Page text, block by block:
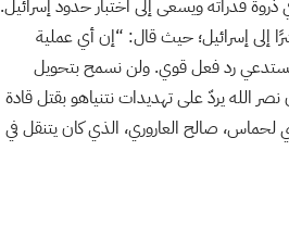
كان حزب الله في ذروة قدراته ويسعى إلى اختبار حدود إسرائيل.
نصر الله تحذيرًا مباشرًا إلى إسرائيل؛ حيث قال: “إن أي عملية
ستستدعي رد فعل قوي. ولن نسمح بتحويل
نصر الله يردّ على تهديدات نتنياهو بقتل قادة
صالح العاروري، الذي كان يتنقل في